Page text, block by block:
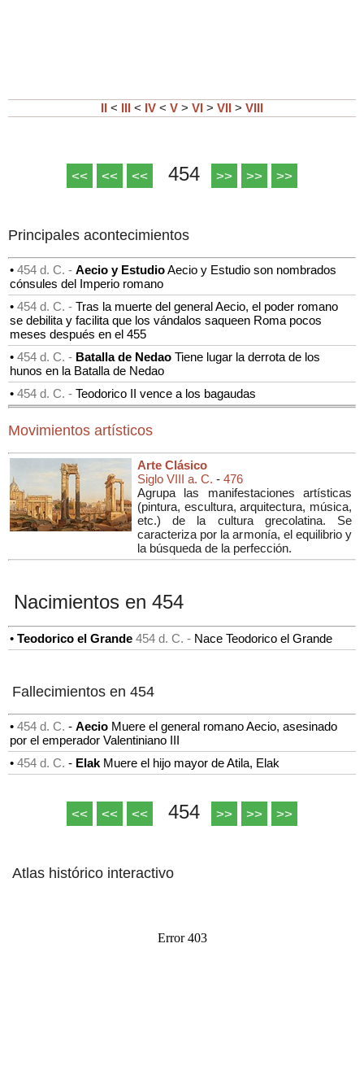
II < III < IV < V > VI > VII > VIII
<< << << 454 >> >> >>
Principales acontecimientos
• 454 d. C. - Aecio y EstudioAecio y Estudio son nombrados
cónsules del Imperio romano
• 454 d. C. - Tras la muerte del general Aecio, el poder romano
se debilita y facilita que los vándalos saqueen Roma pocos
meses después en el 455
• 454 d. C. - Batalla de Nedao Tiene lugar la derrota de los
hunos en la Batalla de Nedao
• 454 d. C. - Teodorico II vence a los bagaudas
Movimientos artísticos
Arte Clásico
Siglo VIII a. C. - 476
Agrupa las manifestaciones artísticas
(pintura, escultura, arquitectura, música,
etc.) de la cultura grecolatina. Se
caracteriza por la armonía, el equilibrio y
la búsqueda de la perfección.
Nacimientos en 454
• Teodorico el Grande 454 d. C. - Nace Teodorico el Grande
Fallecimientos en 454
• 454 d. C. - Aecio Muere el general romano Aecio, asesinado
por el emperador Valentiniano III
• 454 d. C. - Elak Muere el hijo mayor de Atila, Elak
<< << << 454 >> >> >>
Atlas histórico interactivo